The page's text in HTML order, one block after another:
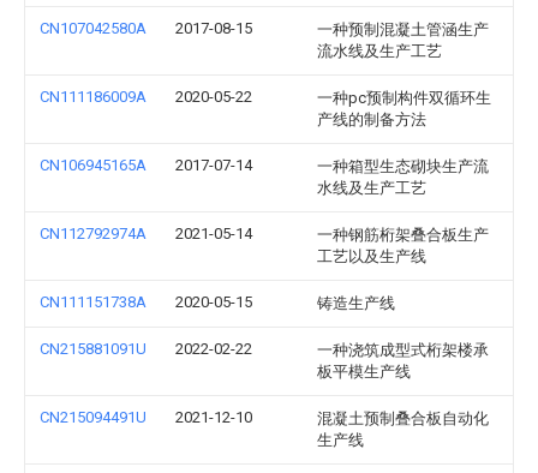
CN107042580A 2017-08-15
一种预制混凝土管涵生产
流水线及生产工艺
CN111186009A 2020-05-22
一种pc预制构件双循环生
产线的制备方法
CN106945165A 2017-07-14
一种箱型生态砌块生产流
水线及生产工艺
CN112792974A 2021-05-14
一种钢筋桁架叠合板生产
工艺以及生产线
CN111151738A 2020-05-15 铸造生产线
CN215881091U 2022-02-22
一种浇筑成型式桁架楼承
板平模生产线
CN215094491U 2021-12-10
混凝土预制叠合板自动化
生产线